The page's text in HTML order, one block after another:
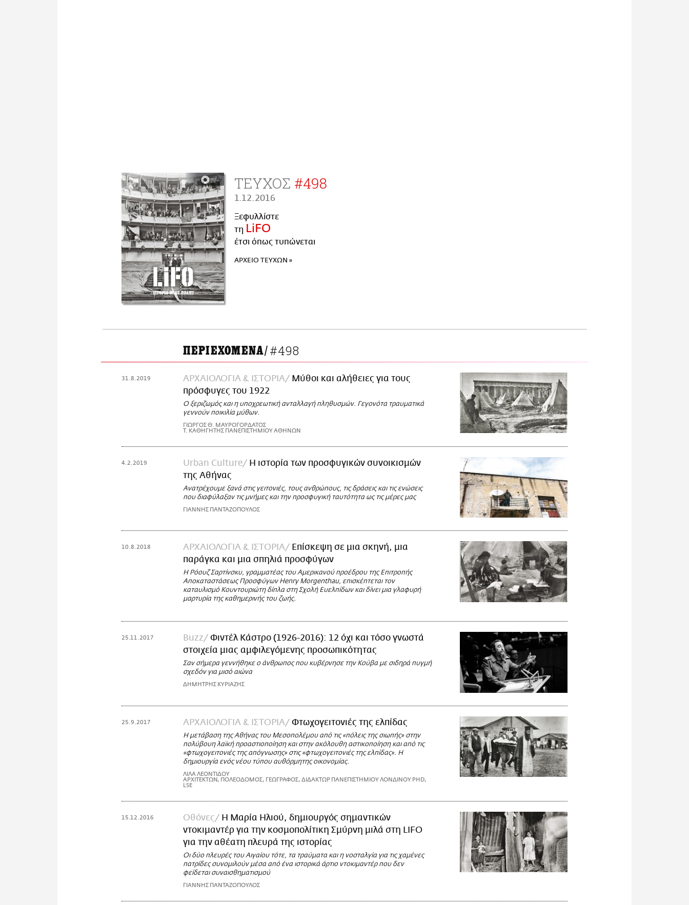
ΤΕΥΧΟΣ #498
1.12.2016
Ξεφυλλίστε
τη LiFO
έτσι όπως τυπώνεται
ΑΡΧΕΙΟ ΤΕΥΧΩΝ »
ΠΕΡΙΕΧΟΜΕΝΑ/#498
31.8.2019 ΑΡΧΑΙΟΛΟΓΙΑ & ΙΣΤΟΡΙΑ
Μύθοι και αλήθειες για τους
πρόσφυγες του 1922
Ο ξεριζωμός και η υποχρεωτική ανταλλαγή πληθυσμών. Γεγονότα τραυματικά
γεννούν ποικιλία μύθων.
ΓΙΩΡΓΟΣ Θ. ΜΑΥΡΟΓΟΡΔΑΤΟΣ
Τ. ΚΑΘΗΓΗΤΗΣ ΠΑΝΕΠΙΣΤΗΜΙΟΥ ΑΘΗΝΩΝ
4.2.2019 Urban Culture
Η ιστορία των προσφυγικών συνοικισμών
της Αθήνας
Aνατρέχουμε ξανά στις γειτονιές, τους ανθρώπους, τις δράσεις και τις ενώσεις
που διαφύλαξαν τις μνήμες και την προσφυγική ταυτότητα ως τις μέρες μας
ΓΙΑΝΝΗΣ ΠΑΝΤΑΖΟΠΟΥΛΟΣ
10.8.2018 ΑΡΧΑΙΟΛΟΓΙΑ & ΙΣΤΟΡΙΑ
Eπίσκεψη σε μια σκηνή, μια
παράγκα και μια σπηλιά προσφύγων
Η Ρόουζ Σαρτίνσκυ, γραμματέας του Αμερικανού προέδρου της Επιτροπής
Αποκαταστάσεως Προσφύγων Henry Μorgenthau, επισκέπτεται τον
καταυλισμό Κουντουριώτη δίπλα στη Σχολή Ευελπίδων και δίνει μια γλαφυρή
μαρτυρία της καθημερινής του ζωής.
25.11.2017 Buzz
Φιντέλ Κάστρο (1926-2016): 12 όχι και τόσο γνωστά
στοιχεία μιας αμφιλεγόμενης προσωπικότητας
Σαν σήμερα γεννήθηκε ο άνθρωπος που κυβέρνησε την Κούβα με σιδηρά πυγμή
σχεδόν για μισό αιώνα
ΔΗΜΗΤΡΗΣ ΚΥΡΙΑΖΗΣ
25.9.2017 ΑΡΧΑΙΟΛΟΓΙΑ & ΙΣΤΟΡΙΑ Φτωχογειτονιές της ελπίδας
Η μετάβαση της Αθήνας του Μεσοπολέμου από τις «πόλεις της σιωπής» στην
πολύβουη λαϊκή προαστιοποίηση και στην ακόλουθη αστικοποίηση και από τις
«φτωχογειτονιές της απόγνωσης» στις «φτωχογειτονιές της ελπίδας». Η
δημιουργία ενός νέου τύπου αυθόρμητης οικονομίας.
ΛΙΛΑ ΛΕΟΝΤΙΔΟΥ
ΑΡΧΙΤΕΚΤΩΝ, ΠΟΛΕΟΔΟΜΟΣ, ΓΕΩΓΡΑΦΟΣ, ΔΙΔΑΚΤΩΡ ΠΑΝΕΠΙΣΤΗΜΙΟΥ ΛΟΝΔΙΝΟΥ PHD,
LSE
15.12.2016 Οθόνες
Η Μαρία Ηλιού, δημιουργός σημαντικών
ντοκιμαντέρ για την κοσμοπολίτικη Σμύρνη μιλά στη LIFO
για την αθέατη πλευρά της ιστορίας
Οι δύο πλευρές του Αιγαίου τότε, τα τραύματα και η νοσταλγία για τις χαμένες
πατρίδες συνομιλούν μέσα από ένα ιστορικά άρτιο ντοκιμαντέρ που δεν
φείδεται συναισθηματισμού
ΓΙΑΝΝΗΣ ΠΑΝΤΑΖΟΠΟΥΛΟΣ